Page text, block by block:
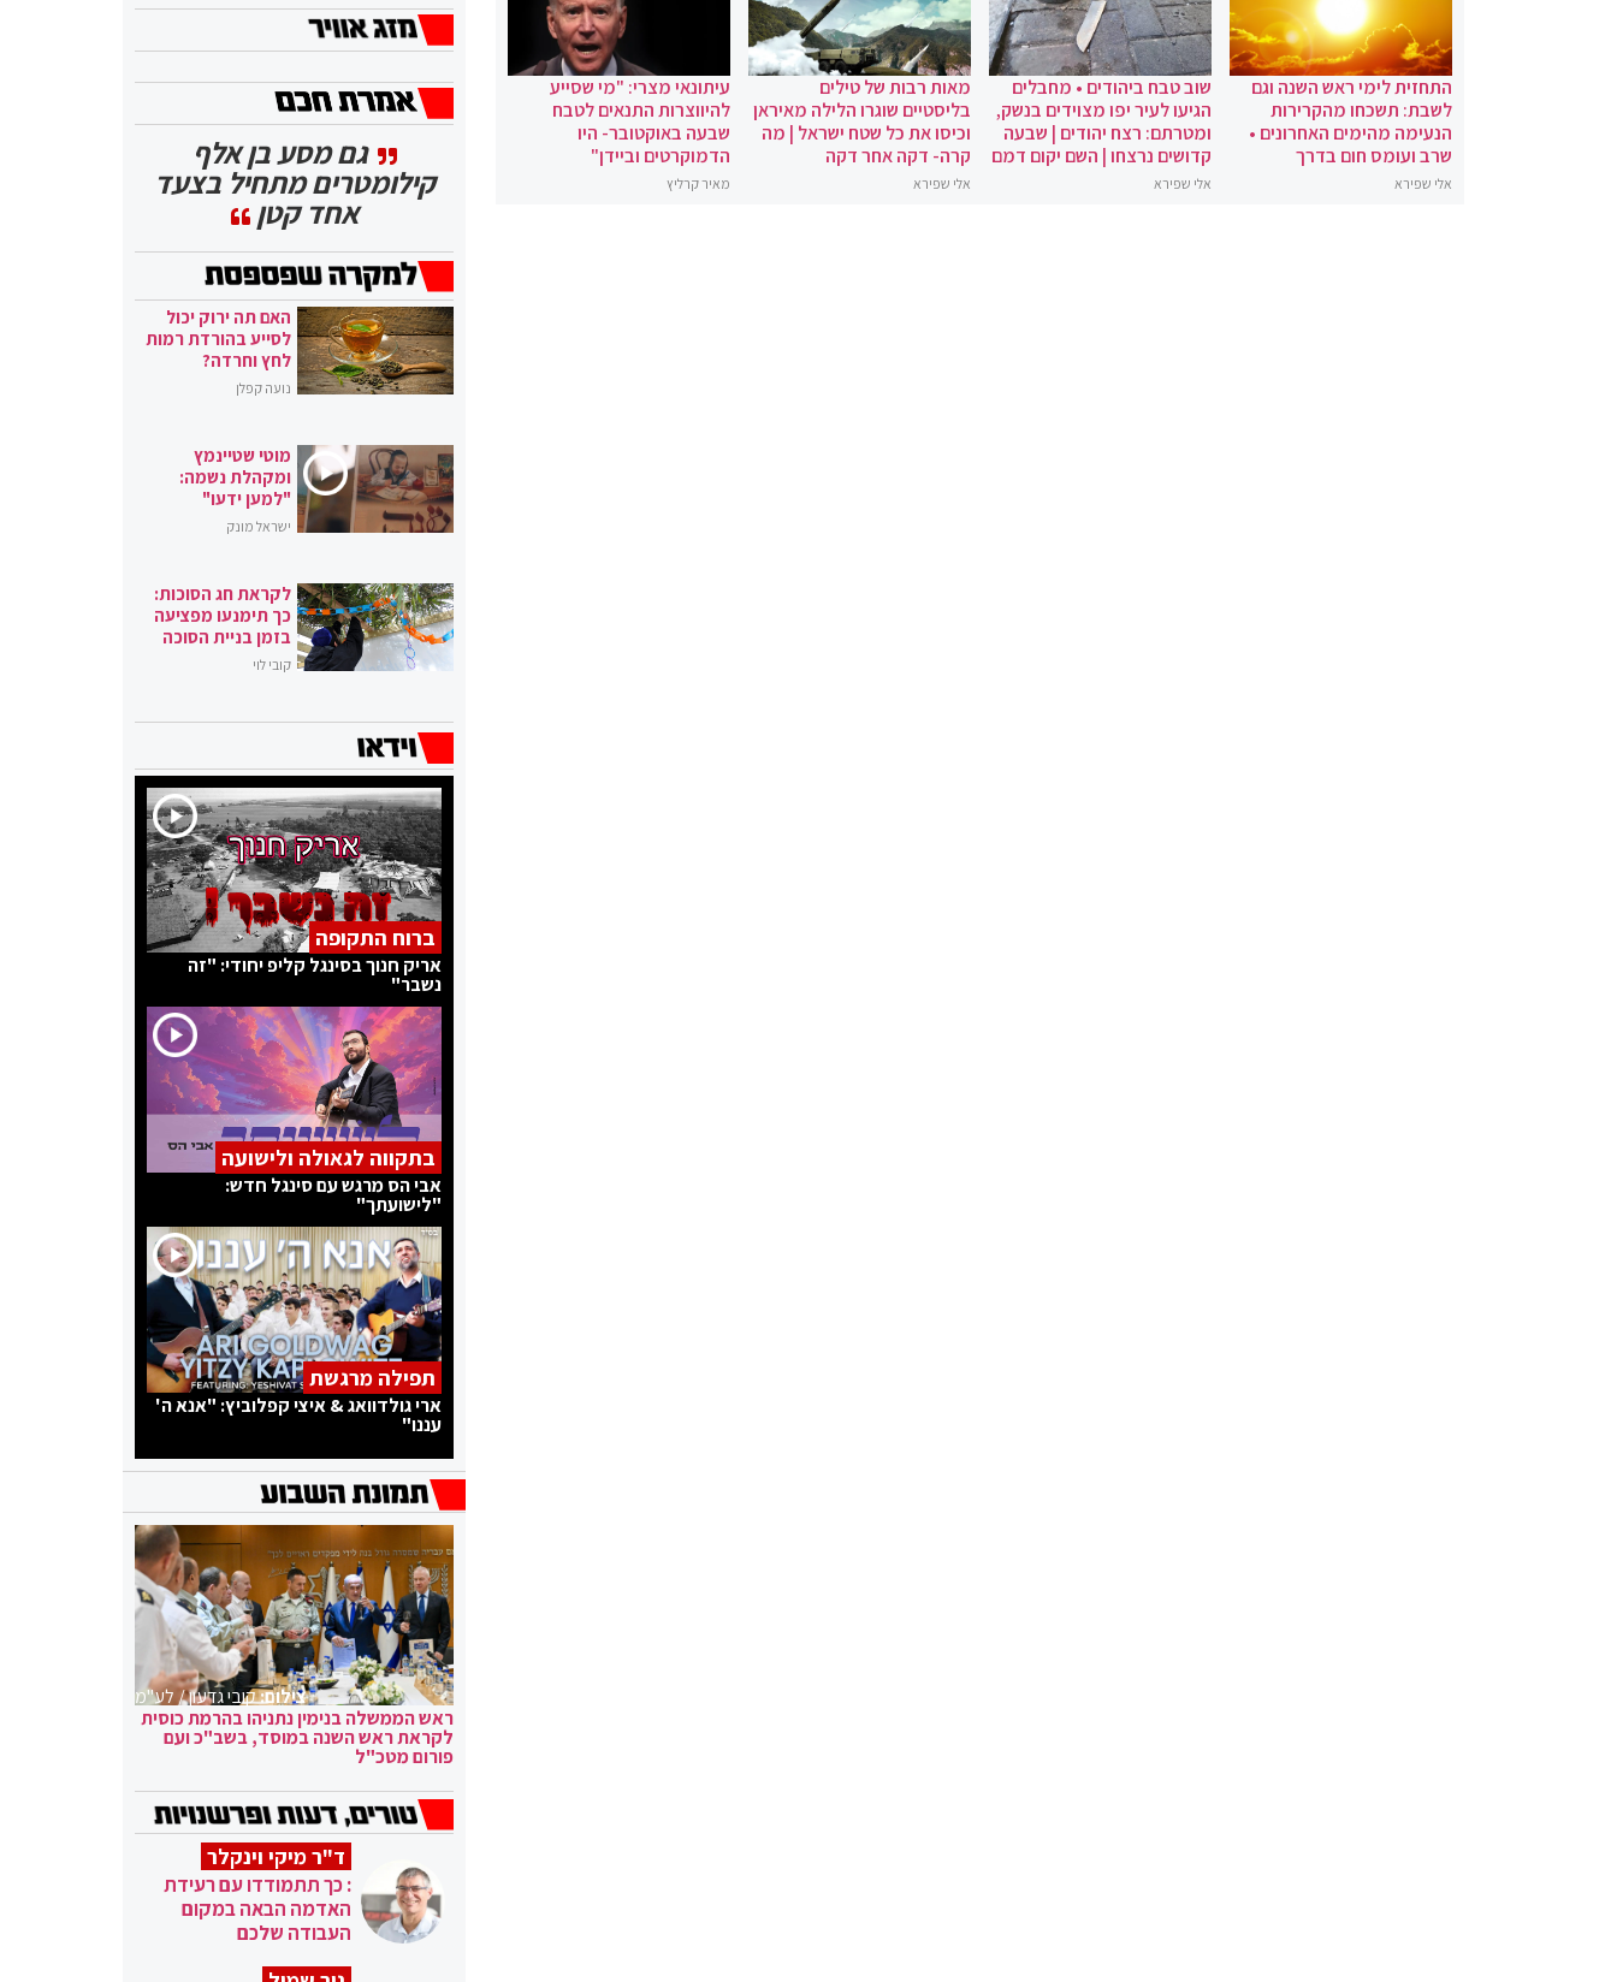
התחזית לימי ראש השנה וגם
לשבת: תשכחו מהקרירות
הנעימה מהימים האחרונים •
שרב ועומס חום בדרך
אלי שפירא
שוב טבח ביהודים • מחבלים
הגיעו לעיר יפו מצוידים בנשק,
ומטרתם: רצח יהודים | שבעה
קדושים נרצחו | השם יקום דמם
אלי שפירא
מאות רבות של טילים
בליסטיים שוגרו הלילה מאיראן
וכיסו את כל שטח ישראל | מה
קרה- דקה אחר דקה
אלי שפירא
עיתונאי מצרי: "מי שסייע
להיווצרות התנאים לטבח
שבעה באוקטובר- היו
הדמוקרטים וביידן"
מאיר קרליץ
גם מסע בן אלף
קילומטרים מתחיל בצעד
אחד קטן
האם תה ירוק יכול
לסייע בהורדת רמות
לחץ וחרדה?
נועה קפלן
מוטי שטיינמץ
ומקהלת נשמה:
"למען ידעו"
ישראל מונק
לקראת חג הסוכות:
כך תימנעו מפציעה
בזמן בניית הסוכה
קובי לוי
ברוח התקופה
אריק חנוך בסינגל קליפ יחודי: "זה
נשבר"
בתקווה לגאולה ולישועה
אבי הס מרגש עם סינגל חדש:
"לישועתך"
תפילה מרגשת
ארי גולדוואג & איצי קפלוביץ: "אנא ה'
עננו"
צילום:קובי גדעון / לע"מ
ראש הממשלה בנימין נתניהו בהרמת כוסית
לקראת ראש השנה במוסד, בשב"כ ועם
פורום מטכ"ל
ד"ר מיקי וינקלר
: כך תתמודדו עם רעידת
האדמה הבאה במקום
העבודה שלכם